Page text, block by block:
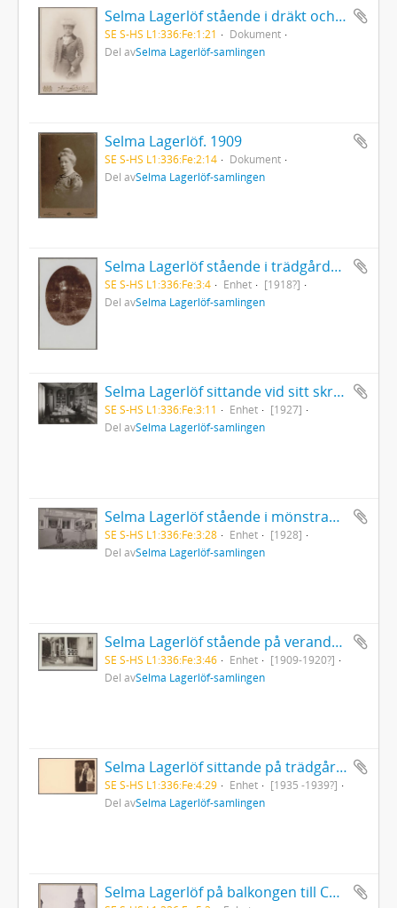
Selma Lagerlöf stående i dräkt och hatt
SE S-HS L1:336:Fe:1:21
Dokument
Del avSelma Lagerlöf-samlingen
Selma Lagerlöf. 1909
SE S-HS L1:336:Fe:2:14
Dokument
Del avSelma Lagerlöf-samlingen
Selma Lagerlöf stående i trädgården iklädd mönstrad klänning
SE S-HS L1:336:Fe:3:4 Enhet
[1918?]
Del avSelma Lagerlöf-samlingen
Selma Lagerlöf sittande vid sitt skrivbord i biblioteket på Mårbacka
SE S-HS L1:336:Fe:3:11 Enhet
[1927]
Del avSelma Lagerlöf-samlingen
Selma Lagerlöf stående i mönstrad klänning vid solur på Mårbacka
SE S-HS L1:336:Fe:3:28 Enhet
[1928]
Del avSelma Lagerlöf-samlingen
Selma Lagerlöf stående på verandan till inspektorsbostaden Haget på Mårbacka
SE S-HS L1:336:Fe:3:46 Enhet
[1909-1920?]
Del avSelma Lagerlöf-samlingen
Selma Lagerlöf sittande på trädgårdsmur iklädd ljus kofta
SE S-HS L1:336:Fe:4:29 Enhet
[1935 -1939?]
Del avSelma Lagerlöf-samlingen
Selma Lagerlöf på balkongen till Centralpalatset i Falun